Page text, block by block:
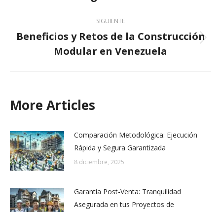
SIGUIENTE
Next
post:
Beneficios y Retos de la Construcción
Modular en Venezuela
More Articles
Comparación Metodológica: Ejecución
Rápida y Segura Garantizada
8 diciembre, 2025
Garantía Post-Venta: Tranquilidad
Asegurada en tus Proyectos de